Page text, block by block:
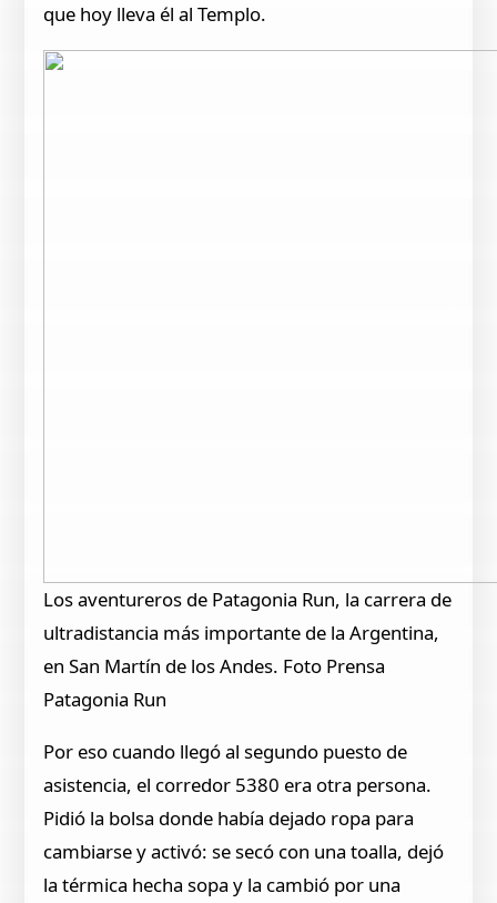
que hoy lleva él al Templo.
Los aventureros de Patagonia Run, la carrera de
ultradistancia más importante de la Argentina,
en San Martín de los Andes. Foto Prensa
Patagonia Run
Por eso cuando llegó al segundo puesto de
asistencia, el corredor 5380 era otra persona.
Pidió la bolsa donde había dejado ropa para
cambiarse y activó: se secó con una toalla, dejó
la térmica hecha sopa y la cambió por una